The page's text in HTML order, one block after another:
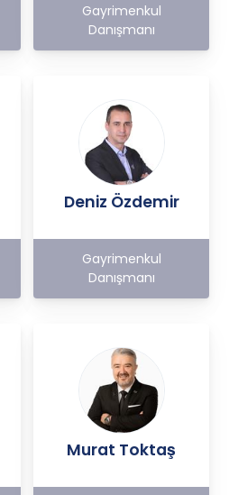
Gayrimenkul
Danışmanı
Deniz Özdemir
Gayrimenkul
Danışmanı
Murat Toktaş